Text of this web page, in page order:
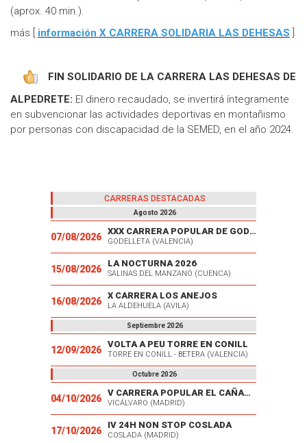
(aprox. 40 min.).
más [ información X CARRERA SOLIDARIA LAS DEHESAS
FIN SOLIDARIO DE LA CARRERA LAS DEHESAS DE
ALPEDRETE: El dinero recaudado, se invertirá íntegramente
en subvencionar las actividades deportivas en montañismo
por personas con discapacidad de la SEMED, en el año 2024.
CARRERAS DESTACADAS
Agosto 2026
07/08/2026
XXX CARRERA POPULAR DE GODELLETA
GODELLETA (VALENCIA)
15/08/2026
LA NOCTURNA 2026
SALINAS DEL MANZANO (CUENCA)
16/08/2026
X CARRERA LOS ANEJOS
LA ALDEHUELA (AVILA)
Septiembre 2026
12/09/2026
VOLTA A PEU TORRE EN CONILL
TORRE EN CONILL - BETERA (VALENCIA)
Octubre 2026
04/10/2026
V CARRERA POPULAR EL CAÑAVERAL
VICÁLVARO (MADRID)
17/10/2026
IV 24H NON STOP COSLADA
COSLADA (MADRID)